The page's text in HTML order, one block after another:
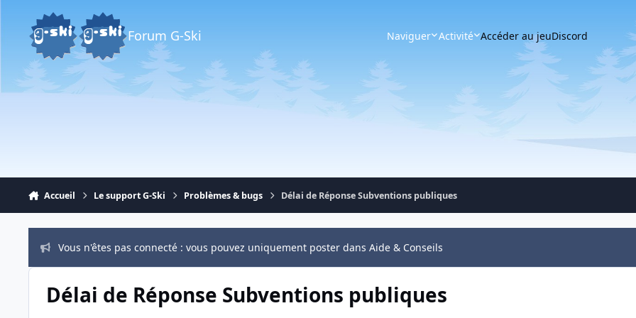
Forum G-Ski Naviguer Activité Accéder au jeuDiscord
Accueil Le support G-Ski Problèmes & bugs Délai de Réponse Subventions publiques
Vous n'êtes pas connecté : vous pouvez uniquement poster dans Aide & Conseils
Délai de Réponse Subventions publiques